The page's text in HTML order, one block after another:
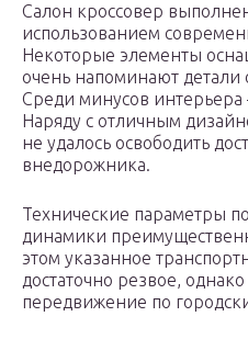
Салон кроссовер
использованием
Некоторые элементы
очень напоминают
Среди минусов интерьера
Наряду с отличным
не удалось освободить
внедорожника.
Технические параметры
динамики
этом указанное
достаточно резвое,
передвижение по